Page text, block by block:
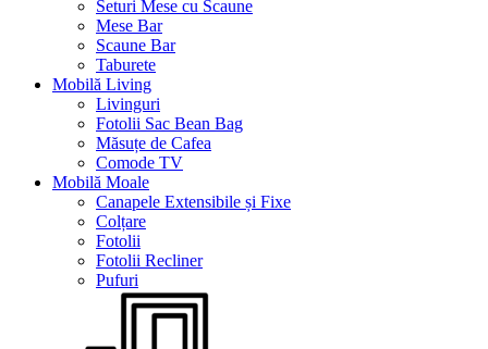
Seturi Mese cu Scaune
Mese Bar
Scaune Bar
Taburete
Mobilă Living
Livinguri
Fotolii Sac Bean Bag
Măsuțe de Cafea
Comode TV
Mobilă Moale
Canapele Extensibile și Fixe
Colțare
Fotolii
Fotolii Recliner
Pufuri